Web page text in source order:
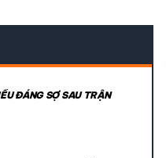
ĐÁNG SỢ SAU TRẬN